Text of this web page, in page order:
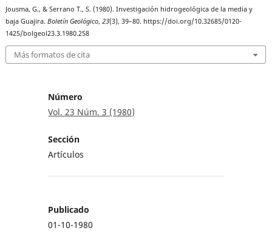
Jousma, G., & Serrano T., S. (1980). Investigación hidrogeológica de la media y
baja Guajira.Boletín Geológico,23(3), 39–80. https://doi.org/10.32685/0120-
1425/bolgeol23.3.1980.258
Más formatos de cita
Número
Vol. 23 Núm. 3 (1980)
Sección
Artículos
Publicado
01-10-1980